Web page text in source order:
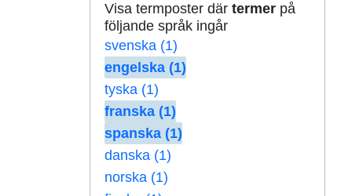
Visa termposter där termerpå
följande språk ingår
svenska (1)
engelska (1)
tyska (1)
franska (1)
spanska (1)
danska (1)
norska (1)